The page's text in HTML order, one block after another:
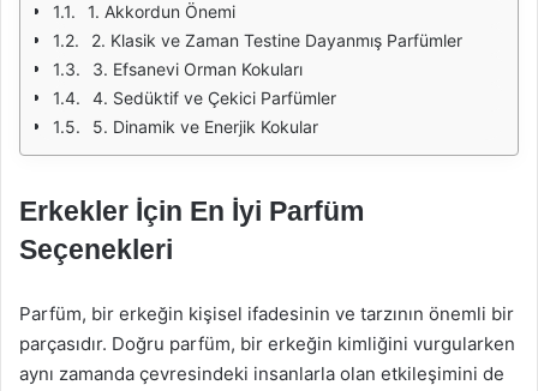
1. Akkordun Önemi
2. Klasik ve Zaman Testine Dayanmış Parfümler
3. Efsanevi Orman Kokuları
4. Sedüktif ve Çekici Parfümler
5. Dinamik ve Enerjik Kokular
Erkekler İçin En İyi Parfüm
Seçenekleri
Parfüm, bir erkeğin kişisel ifadesinin ve tarzının önemli bir
parçasıdır. Doğru parfüm, bir erkeğin kimliğini vurgularken
aynı zamanda çevresindeki insanlarla olan etkileşimini de